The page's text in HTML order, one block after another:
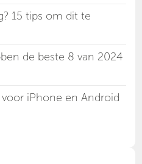
15 tips om dit te
de beste 8 van 2024
iPhone en Android